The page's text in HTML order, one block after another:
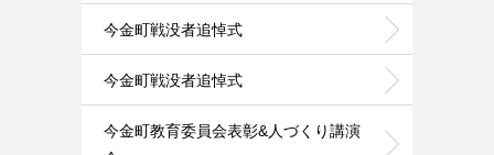
今金町戦没者追悼式
今金町戦没者追悼式
今金町教育委員会表彰&人づくり講演